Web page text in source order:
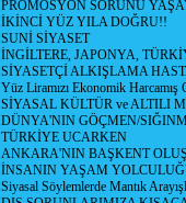
PROMOSYON SORUNU
İKİNCİ YÜZ YILA DOĞRU!!
SUNİ SİYASET
İNGİLTERE, JAPONYA,
SİYASETÇİ ALKIŞLAMA
Yüz Liramızı Ekonomik Harcamış
SİYASAL KÜLTÜR ve ALTILI
DÜNYA'NIN GÖÇMEN/
TÜRKİYE UCARKEN
ANKARA'NIN BAŞKENT
İNSANIN YAŞAM
Siyasal Söylemlerde Mantık